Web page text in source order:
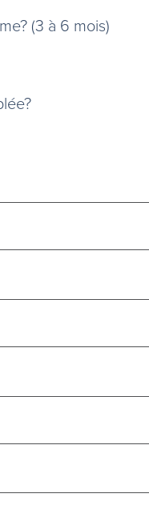
(3 à 6 mois)